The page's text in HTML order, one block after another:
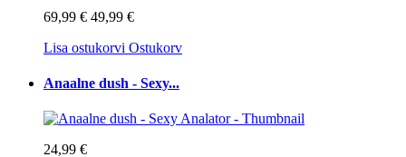
69,99 € 49,99 €
Lisa ostukorvi Ostukorv
Anaalne dush - Sexy...
24,99 €